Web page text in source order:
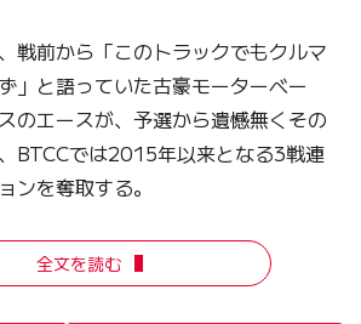
戦前から「このトラックでもクルマ
」と語っていた古豪モーターベー
のエースが、予選から遺憾無くその
BTCCでは2015年以来となる3戦連
ンを奪取する。
全文を読む